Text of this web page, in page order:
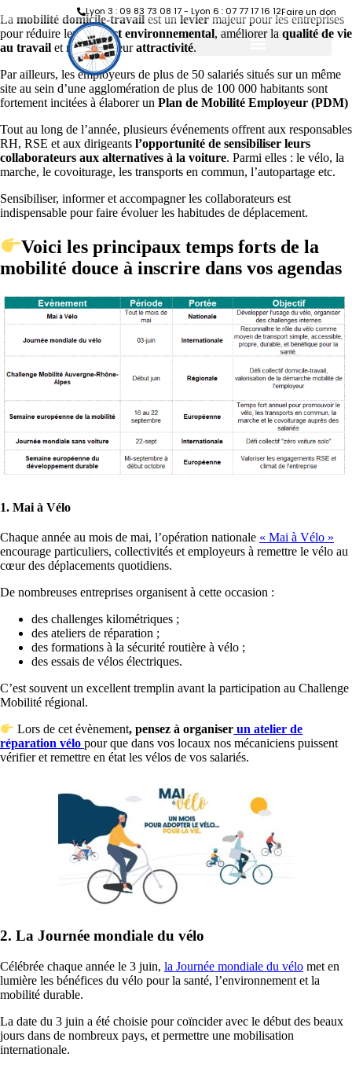
Lyon 3 : 09 83 73 08 17 - Lyon 6 : 07 77 17 16 12Faire un don
La mobilité domicile-travail est un levier majeur pour les entreprises
pour réduire leurimpact environnemental, améliorer la qualité de vie
au travail et renforcer leurattractivité.
Par ailleurs, les employeurs de plus de 50 salariés situés sur un même
site au sein d’une agglomération de plus de 100 000 habitants sont
fortement incitées à élaborer un Plan de Mobilité Employeur (PDM)
Tout au long de l’année, plusieurs événements offrent aux responsables
RH, RSE et aux dirigeants l’opportunité de sensibiliser leurs
collaborateurs aux alternatives à la voiture. Parmi elles : le vélo, la
marche, le covoiturage, les transports en commun, l’autopartage etc.
Sensibiliser, informer et accompagner les collaborateurs est
indispensable pour faire évoluer les habitudes de déplacement.
Voici les principaux temps forts de la
mobilité douce à inscrire dans vos agendas
1. Mai à Vélo
Chaque année au mois de mai, l’opération nationale « Mai à Vélo »
encourage particuliers, collectivités et employeurs à remettre le vélo au
cœur des déplacements quotidiens.
De nombreuses entreprises organisent à cette occasion :
des challenges kilométriques ;
des ateliers de réparation ;
des formations à la sécurité routière à vélo ;
des essais de vélos électriques.
C’est souvent un excellent tremplin avant la participation au Challenge
Mobilité régional.
Lors de cet évènement, pensez à organiser un atelier de
réparation vélo pour que dans vos locaux nos mécaniciens puissent
vérifier et remettre en état les vélos de vos salariés.
2. La Journée mondiale du vélo
Célébrée chaque année le 3 juin, la Journée mondiale du vélo met en
lumière les bénéfices du vélo pour la santé, l’environnement et la
mobilité durable.
La date du 3 juin a été choisie pour coïncider avec le début des beaux
jours dans de nombreux pays, et permettre une mobilisation
internationale.